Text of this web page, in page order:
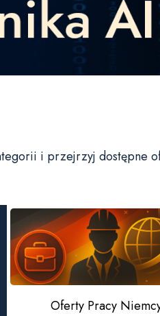
i przejrzyj dostępne
Oferty Pracy